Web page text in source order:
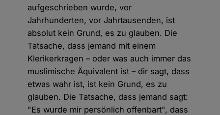
aufgeschrieben wurde, vor
Jahrhunderten, vor Jahrtausenden, ist
absolut kein Grund, es zu glauben. Die
Tatsache, dass jemand mit einem
Klerikerkragen – oder was auch immer das
muslimische Äquivalent ist – dir sagt, dass
etwas wahr ist, ist kein Grund, es zu
glauben. Die Tatsache, dass jemand sagt:
"Es wurde mir persönlich offenbart", dass